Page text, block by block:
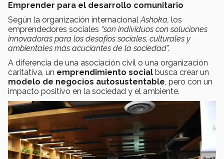
Emprender para el desarrollo comunitario
Según la organización internacionalAshoka, los
emprendedores sociales “son individuos con soluciones
innovadoras para los desafíos sociales, culturales y
ambientales más acuciantes de la sociedad”.
A diferencia de una asociación civil o una organización
caritativa, un emprendimiento social busca crear un
modelo de negocios autosustentable, pero con un
impacto positivo en la sociedad y el ambiente.